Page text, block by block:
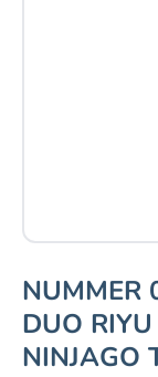
NUMMER
DUO
NINJAGO